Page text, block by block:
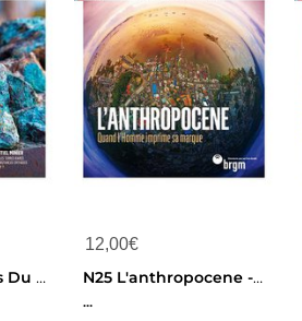
N27 Les Solutions Du Sous-sol
12,00€
N25 L'anthropocene - Geoscience
...